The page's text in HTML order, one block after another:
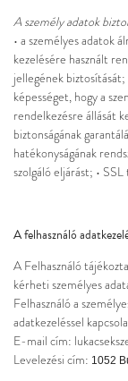
A személy adatok
• a személyes adatok
kezelésére használt
jellegének biztosítását;
képességet, hogy a
rendelkezésre állását
biztonságának
hatékonyságának
szolgáló eljárást; •
A felhasználó
A Felhasználó
kérheti személyes
Felhasználó a
adatkezeléssel
E-mail cím:
Levelezési cím: 1052